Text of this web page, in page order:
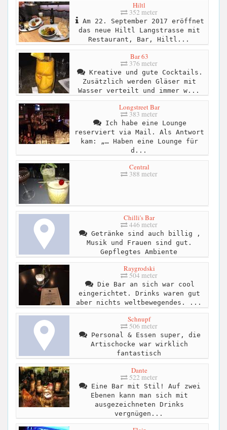
Hiltl
352 meter
Am 22. September 2017 eröffnet
das neue Hiltl Langstrasse mit
Restaurant, Bar, Hiltl...
Bar 63
376 meter
Kreative und gute Cocktails.
Zusätzlich werden Gläser mit
Wasser verteilt und immer w...
Longstreet Bar
383 meter
Ich habe eine Lounge
reserviert via Mail. Als Antwort
kam: „… Haben eine Lounge für
d...
Central
388 meter
Chilli's Bar
446 meter
Getränke sind auch billig ,
Musik und Frauen sind gut.
Gepflegtes Ambiente
Raygrodski
504 meter
Die Bar an sich war cool
eingerichtet. Drinks waren gut
aber nichts weltbewegendes. ...
Schnupf
506 meter
Personal & Essen super, die
Artischocke war wirklich
fantastisch
Dante
522 meter
Eine Bar mit Stil! Auf zwei
Ebenen kann man sich mit
ausgezeichneten Drinks
vergnügen...